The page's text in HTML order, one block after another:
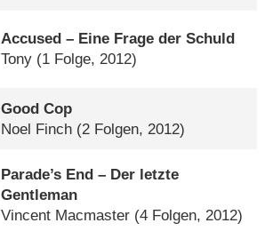
Accused – Eine Frage der Schuld
Tony (1 Folge, 2012)
Good Cop
Noel Finch (2 Folgen, 2012)
Parade’s End – Der letzte
Gentleman
Vincent Macmaster (4 Folgen, 2012)